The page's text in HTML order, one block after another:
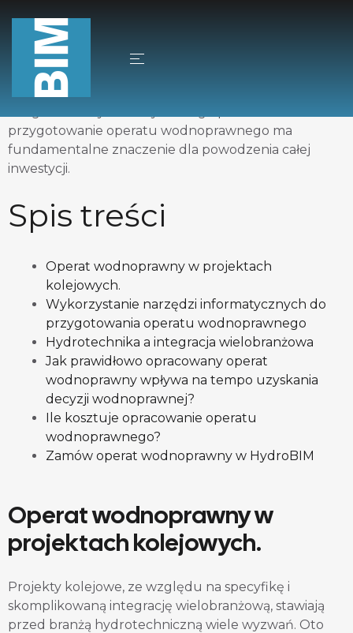
Operat wodnoprawny stanowi jeden z niezbędnych
składników wniosku o udzielenie
wodnoprawnego
. W przypadku projektów
infrastruktury liniowej, wpływ takich inwestycji na
środowisko wodne jest po pierwsze nieunikniony, po
przygotowanie operatu wodnoprawnego ma
fundamentalne znaczenie dla powodzenia całej
inwestycji.
Spis treści
Operat wodnoprawny w projektach
kolejowych.
Wykorzystanie narzędzi informatycznych do
przygotowania operatu wodnoprawnego
Hydrotechnika a integracja wielobranżowa
Jak prawidłowo opracowany operat
wodnoprawny wpływa na tempo uzyskania
decyzji wodnoprawnej?
Ile kosztuje opracowanie operatu
wodnoprawnego?
Zamów operat wodnoprawny w HydroBIM
Operat wodnoprawny w
projektach kolejowych.
Projekty kolejowe, ze względu na specyfikę i
skomplikowaną integrację wielobranżową, stawiają
przed branżą hydrotechniczną wiele wyzwań. Oto